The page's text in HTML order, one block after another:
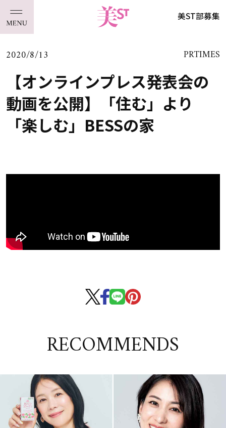
美ST部募集
2020/8/13 PRTIMES
【オンラインプレス発表会の
動画を公開】「住む」より
「楽しむ」BESSの家
RECOMMENDS